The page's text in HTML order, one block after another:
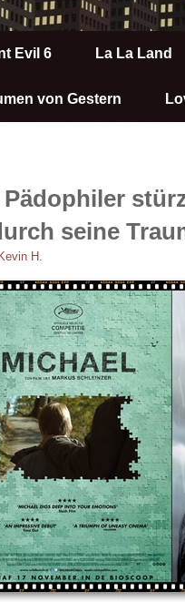
Evil 6 La La Land
von Gestern
Pädophiler
seine
Kevin H.